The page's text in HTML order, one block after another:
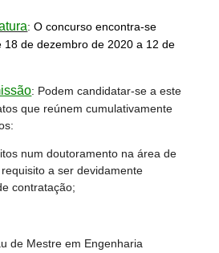
:O concurso encontra-se
de dezembro de 2020 a 12 de
: Podem candidatar-se a este
que reúnem cumulativamente
num doutoramento na área de
a ser devidamente
contratação;
de Mestre em Engenharia